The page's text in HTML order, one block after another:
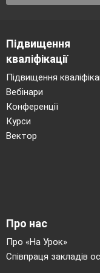
рекомендації
особистості»,
учнів-
інші [3].
навчальні
підготовки,
занять,
Підвищення
кваліфікації
Підвищення
Вебінари
Конференції
Курси
Вектор
Про нас
Про «На Урок»
Співпраця закладів